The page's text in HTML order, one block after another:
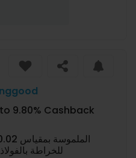
9.80% Cashback
للخراطة